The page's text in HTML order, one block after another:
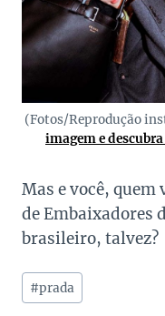
(Fotos/Reprodução
imagem e
Mas e você, quem
de Embaixadores
brasileiro, talvez?
Tags
do
#prada